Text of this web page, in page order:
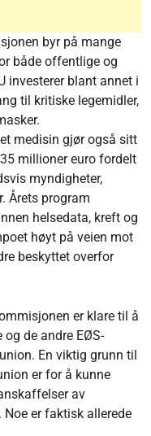
byr på mange
både offentlige og
investerer blant annet i
til kritiske legemidler,
medisin gjør også sitt
millioner euro fordelt
myndigheter,
Årets program
helsedata, kreft og
høyt på veien mot
beskyttet overfor
er klare til å
og de andre EØS-
En viktig grunn til
er for å kunne
av
er faktisk allerede